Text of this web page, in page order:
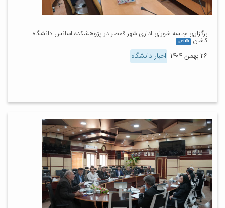
برگزاری جلسه شورای اداری شهر قمصر در پژوهشکده اسانس دانشگاه
کاشان گالری
۲۶ بهمن ۱۴۰۴ اخبار دانشگاه